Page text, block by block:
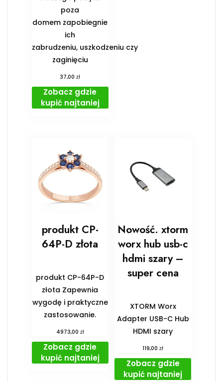
poza
domem zapobiegnie
ich
zabrudzeniu, uszkodzeniu czy
zaginięciu
37,00zł
Zobacz gdzie
kupić najtaniej
produkt CP-
64P-D złota
produkt CP-64P-D
złota Zapewnia
wygodę i praktyczne
zastosowanie.
4973,00 zł
Zobacz gdzie
kupić najtaniej
Nowość. xtorm
worx hub usb-c
hdmi szary –
super cena
XTORM Worx
Adapter USB-C Hub
HDMI szary
119,00zł
Zobacz gdzie
kupić najtaniej